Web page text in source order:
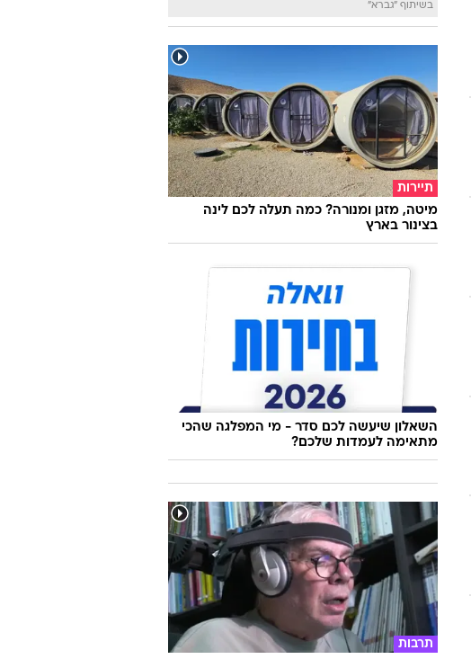
בשיתוף "גברא"
תיירות
מיטה, מזגן ומנורה? כמה תעלה לכם לינה
בצינור בארץ
השאלון שיעשה לכם סדר - מי המפלגה שהכי
מתאימה לעמדות שלכם?
תרבות